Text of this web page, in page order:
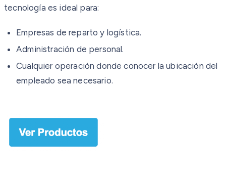
tecnología es ideal para:
Empresas de reparto y logística.
Administración de personal.
Cualquier operación donde conocer la ubicación del
empleado sea necesario.